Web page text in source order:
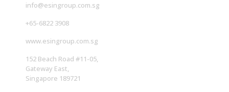
info@esingroup.com.sg
+65-6822 3908
www.esingroup.com.sg
152 Beach Road #11-05,
Gateway East,
Singapore 189721